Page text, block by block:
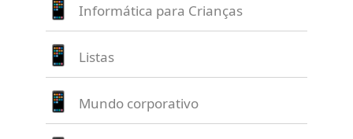
Informática para Crianças
Listas
Mundo corporativo